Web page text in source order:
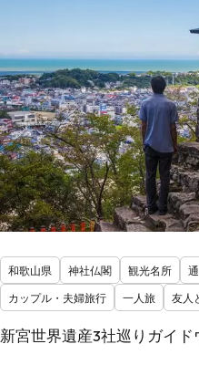
和歌山県 神社仏閣 観光名所
カップル・夫婦旅行
一人旅 友人
新宮世界遺産3社巡りガイド